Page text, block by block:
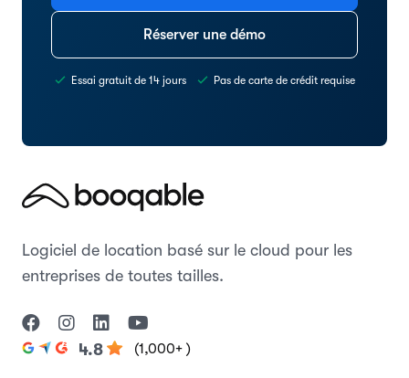
Réserver une démo
Essai gratuit de 14 jours Pas de carte de crédit requise
Logiciel de location basé sur le cloud pour les
entreprises de toutes tailles.
4.8 (1,000+ )